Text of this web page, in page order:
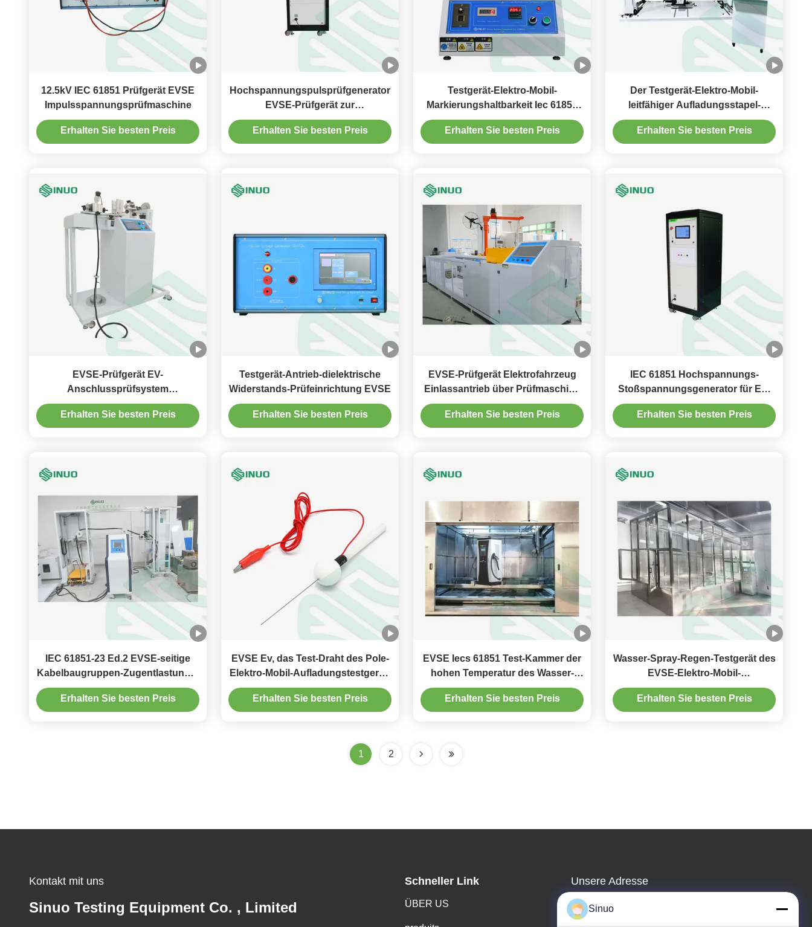
12.5kV IEC 61851 Prüfgerät EVSE
Impulsspannungsprüfmaschine
Erhalten Sie besten Preis
Hochspannungspulsprüfgenerator
EVSE-Prüfgerät zur
Gewährleistung der Robustheit von
Ladesäulen für Elektrofahrzeuge
Erhalten Sie besten Preis
Testgerät-Elektro-Mobil-
Markierungshaltbarkeit Iec 61851
der Klausel-16 EVSE
Erhalten Sie besten Preis
Der Testgerät-Elektro-Mobil-
leitfähiger Aufladungsstapel-
statischen Belastung en-Iecs
61851-1 EVSE Prüfstand
Erhalten Sie besten Preis
EVSE-Prüfgerät EV-
Anschlussprüfsystem
Elektrofahrzeugkabelprüfer
Erhalten Sie besten Preis
Testgerät-Antrieb-dielektrische
Widerstands-Prüfeinrichtung EVSE
Erhalten Sie besten Preis
EVSE-Prüfgerät Elektrofahrzeug
Einlassantrieb über Prüfmaschine
11000N
Erhalten Sie besten Preis
IEC 61851 Hochspannungs-
Stoßspannungsgenerator für EV-
Ladeausrüstung
Erhalten Sie besten Preis
IEC 61851-23 Ed.2 EVSE-seitige
Kabelbaugruppen-Zugentlastungs-
Prüfausrüstung
Erhalten Sie besten Preis
EVSE Ev, das Test-Draht des Pole-
Elektro-Mobil-Aufladungstestgerät-
IPXXD auflädt
Erhalten Sie besten Preis
EVSE Iecs 61851 Test-Kammer der
hohen Temperatur des Wasser-
Spray-Test-Raum-IPX9
Erhalten Sie besten Preis
Wasser-Spray-Regen-Testgerät des
EVSE-Elektro-Mobil-
Aufladungspunkt-IPX56
Erhalten Sie besten Preis
1 2
Kontakt mit uns
Sinuo Testing Equipment Co. , Limited
Schneller Link
ÜBER US
Unsere Adresse
Adresse des Unternehmens
Zimmer 101, 1. Etage, Nr. 6, dritte Straße,
Sinuo